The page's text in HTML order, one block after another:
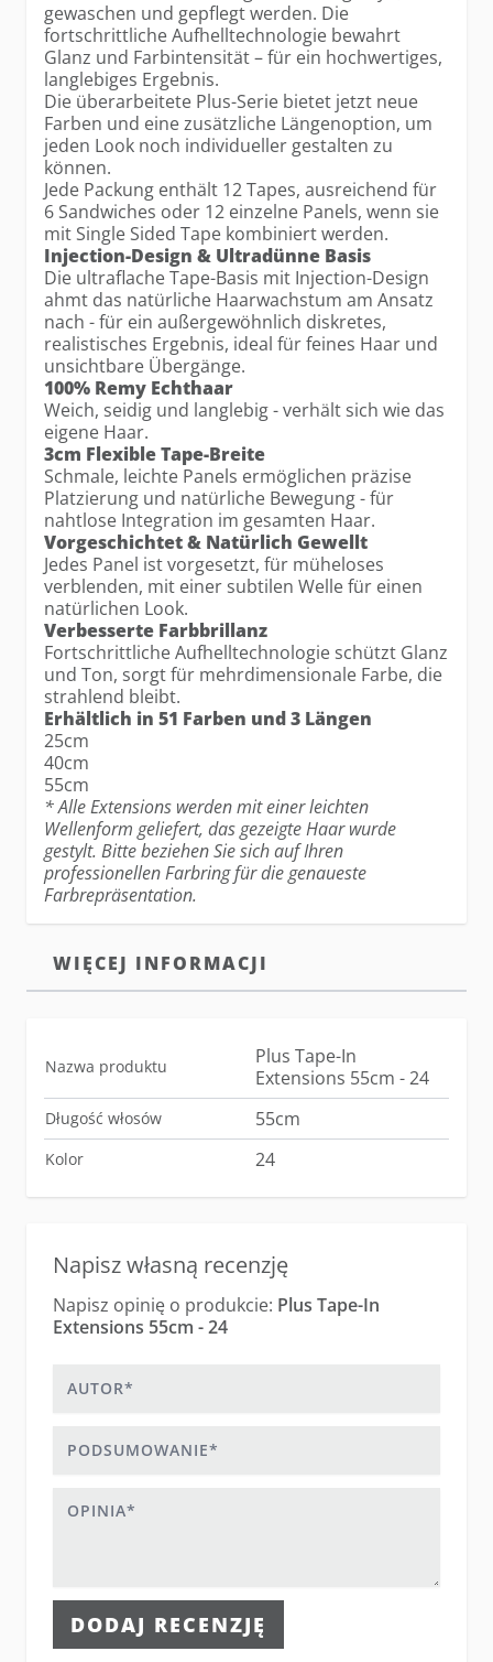
gewaschen und gepflegt werden. Die
fortschrittliche Aufhelltechnologie bewahrt
Glanz und Farbintensität – für ein hochwertiges,
langlebiges Ergebnis.
Die überarbeitete Plus-Serie bietet jetzt neue
Farben und eine zusätzliche Längenoption, um
jeden Look noch individueller gestalten zu
können.
Jede Packung enthält 12 Tapes, ausreichend für
6 Sandwiches oder 12 einzelne Panels, wenn sie
mit Single Sided Tape kombiniert werden.
Injection-Design & Ultradünne Basis
Die ultraflache Tape-Basis mit Injection-Design
ahmt das natürliche Haarwachstum am Ansatz
nach - für ein außergewöhnlich diskretes,
realistisches Ergebnis, ideal für feines Haar und
unsichtbare Übergänge.
100% Remy Echthaar
Weich, seidig und langlebig - verhält sich wie das
eigene Haar.
3cm Flexible Tape-Breite
Schmale, leichte Panels ermöglichen präzise
Platzierung und natürliche Bewegung - für
nahtlose Integration im gesamten Haar.
Vorgeschichtet & Natürlich Gewellt
Jedes Panel ist vorgesetzt, für müheloses
verblenden, mit einer subtilen Welle für einen
natürlichen Look.
Verbesserte Farbbrillanz
Fortschrittliche Aufhelltechnologie schützt Glanz
und Ton, sorgt für mehrdimensionale Farbe, die
strahlend bleibt.
Erhältlich in 51 Farben und 3 Längen
25cm
40cm
55cm
* Alle Extensions werden mit einer leichten
Wellenform geliefert, das gezeigte Haar wurde
gestylt. Bitte beziehen Sie sich auf Ihren
professionellen Farbring für die genaueste
Farbrepräsentation.
WIĘCEJ INFORMACJI
Nazwa produktu
Plus Tape-In
Extensions 55cm - 24
Długość włosów 55cm
Kolor 24
Napisz własną recenzję
Napisz opinię o produkcie: Plus Tape-In
Extensions 55cm - 24
DODAJ RECENZJĘ